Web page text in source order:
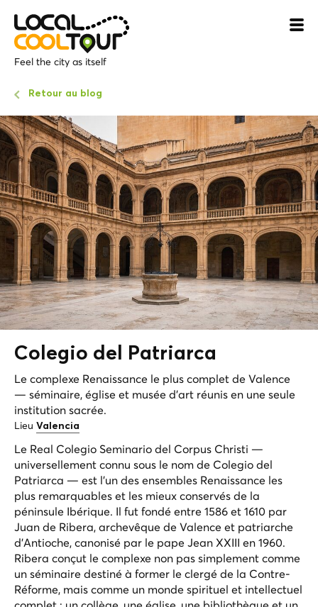
Feel the city as itself
Retour au blog
Colegio del Patriarca
Le complexe Renaissance le plus complet de Valence
— séminaire, église et musée d'art réunis en une seule
institution sacrée.
Lieu Valencia
Le Real Colegio Seminario del Corpus Christi —
universellement connu sous le nom de Colegio del
Patriarca — est l'un des ensembles Renaissance les
plus remarquables et les mieux conservés de la
péninsule Ibérique. Il fut fondé entre 1586 et 1610 par
Juan de Ribera, archevêque de Valence et patriarche
d'Antioche, canonisé par le pape Jean XXIII en 1960.
Ribera conçut le complexe non pas simplement comme
un séminaire destiné à former le clergé de la Contre-
Réforme, mais comme un monde spirituel et intellectuel